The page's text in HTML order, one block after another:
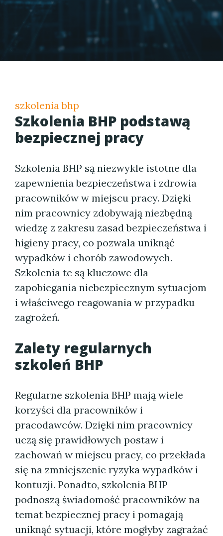
szkolenia bhp
Szkolenia BHP podstawą
bezpiecznej pracy
Szkolenia BHP są niezwykle istotne dla
zapewnienia bezpieczeństwa i zdrowia
pracowników w miejscu pracy. Dzięki
nim pracownicy zdobywają niezbędną
wiedzę z zakresu zasad bezpieczeństwa i
higieny pracy, co pozwala uniknąć
wypadków i chorób zawodowych.
Szkolenia te są kluczowe dla
zapobiegania niebezpiecznym sytuacjom
i właściwego reagowania w przypadku
zagrożeń.
Zalety regularnych
szkoleń BHP
Regularne szkolenia BHP mają wiele
korzyści dla pracowników i
pracodawców. Dzięki nim pracownicy
uczą się prawidłowych postaw i
zachowań w miejscu pracy, co przekłada
się na zmniejszenie ryzyka wypadków i
kontuzji. Ponadto, szkolenia BHP
podnoszą świadomość pracowników na
temat bezpiecznej pracy i pomagają
uniknąć sytuacji, które mogłyby zagrażać